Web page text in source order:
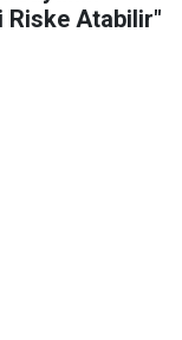
Riske Atabilir"